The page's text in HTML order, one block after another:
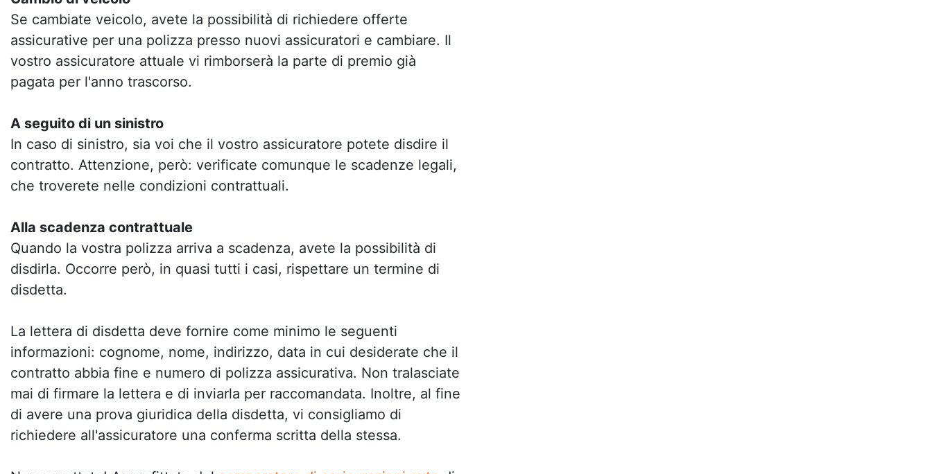
Se cambiate veicolo, avete la possibilità di richiedere offerte
assicurative per una polizza presso nuovi assicuratori e cambiare. Il
vostro assicuratore attuale vi rimborserà la parte di premio già
pagata per l'anno trascorso.
A seguito di un sinistro
In caso di sinistro, sia voi che il vostro assicuratore potete disdire il
contratto. Attenzione, però: verificate comunque le scadenze legali,
che troverete nelle condizioni contrattuali.
Alla scadenza contrattuale
Quando la vostra polizza arriva a scadenza, avete la possibilità di
disdirla. Occorre però, in quasi tutti i casi, rispettare un termine di
disdetta.
La lettera di disdetta deve fornire come minimo le seguenti
informazioni: cognome, nome, indirizzo, data in cui desiderate che il
contratto abbia fine e numero di polizza assicurativa. Non tralasciate
mai di firmare la lettera e di inviarla per raccomandata. Inoltre, al fine
di avere una prova giuridica della disdetta, vi consigliamo di
richiedere all'assicuratore una conferma scritta della stessa.